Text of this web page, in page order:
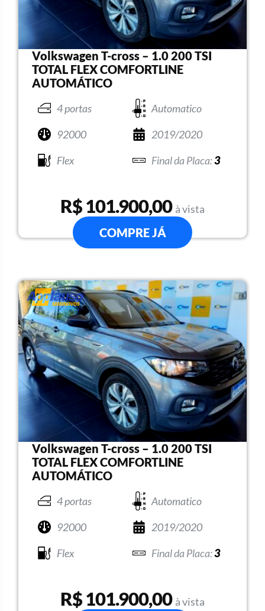
Volkswagen T-cross – 1.0 200 TSI
TOTAL FLEX COMFORTLINE
AUTOMÁTICO
4 portas
Automatico
92000
2019/2020
Flex
3
R$ 101.900,00 à vista
COMPRE JÁ
Volkswagen T-cross – 1.0 200 TSI
TOTAL FLEX COMFORTLINE
AUTOMÁTICO
4 portas
Automatico
92000
2019/2020
Flex
3
R$ 101.900,00 à vista